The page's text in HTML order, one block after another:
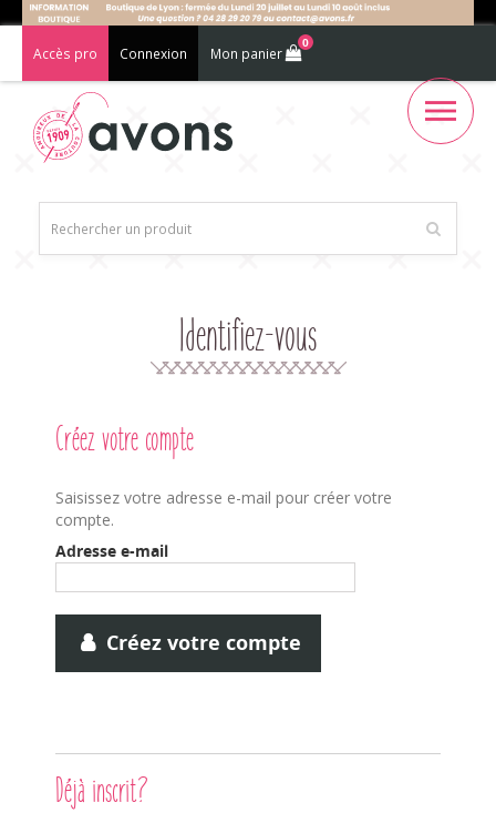
Accès pro Connexion Mon panier
0
Identifiez-vous
Créez votre compte
Saisissez votre adresse e-mail pour créer votre
compte.
Adresse e-mail
Créez votre compte
Déjà inscrit?